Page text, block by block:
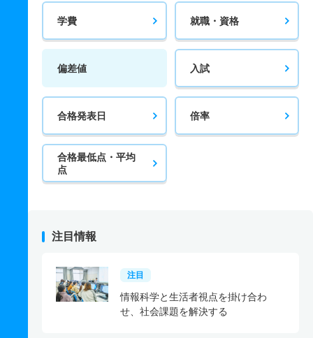
学費 就職・資格
偏差値 入試
合格発表日 倍率
合格最低点・平均
点
注目情報
注目
情報科学と生活者視点を掛け合わ
せ、社会課題を解決する